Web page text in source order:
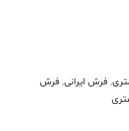
, فرش ایرانی, فرش